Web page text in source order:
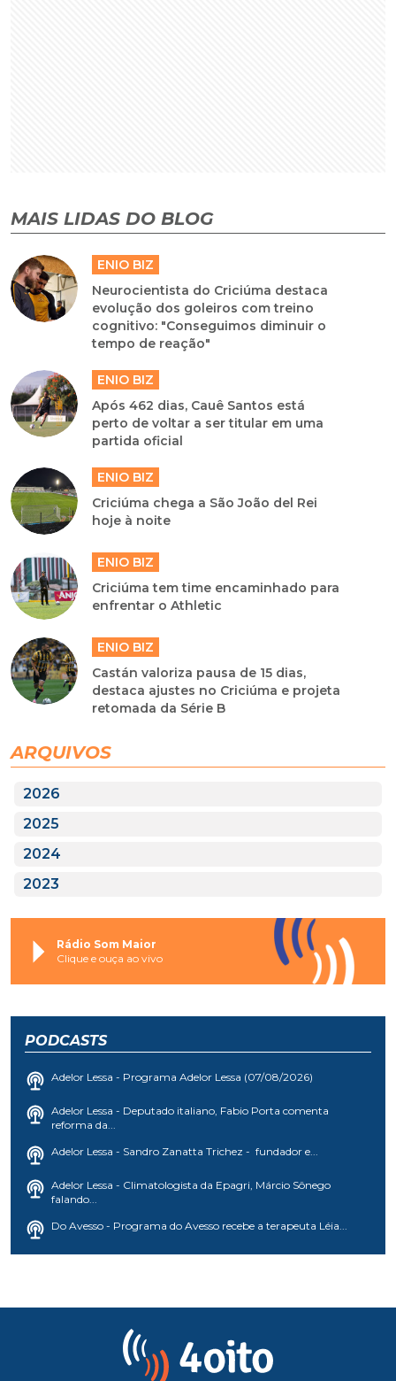
MAIS LIDAS DO BLOG
ENIO BIZ
Neurocientista do Criciúma destaca
evolução dos goleiros com treino
cognitivo: "Conseguimos diminuir o
tempo de reação"
ENIO BIZ
Após 462 dias, Cauê Santos está
perto de voltar a ser titular em uma
partida oficial
ENIO BIZ
Criciúma chega a São João del Rei
hoje à noite
ENIO BIZ
Criciúma tem time encaminhado para
enfrentar o Athletic
ENIO BIZ
Castán valoriza pausa de 15 dias,
destaca ajustes no Criciúma e projeta
retomada da Série B
ARQUIVOS
2026
2025
2024
2023
Rádio Som Maior
Clique e ouça ao vivo
PODCASTS
Adelor Lessa - Programa Adelor Lessa (07/08/2026)
Adelor Lessa - Deputado italiano, Fabio Porta comenta
reforma da...
Adelor Lessa - Sandro Zanatta Trichez - fundador e...
Adelor Lessa - Climatologista da Epagri, Márcio Sônego
falando...
Do Avesso - Programa do Avesso recebe a terapeuta Léia...